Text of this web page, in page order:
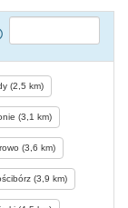
(2,5 km)
(3,1 km)
(3,6 km)
(3,9 km)